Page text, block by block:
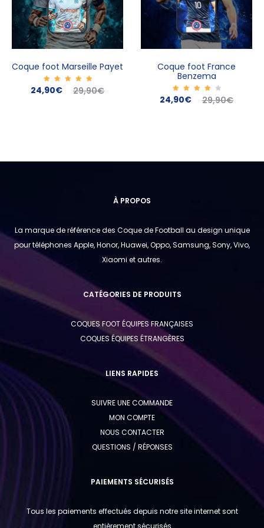
Coque foot Marseille Payet
Note
5.0029,90€
Le
29,90€.
24,90€
24,90€.
Coque foot France
Benzema
Note
4.0029,90€
Le
24,90€
À PROPOS
La marque de référence des Coque de Football au design unique
pour téléphones Apple, Honor, Huawei, Oppo, Samsung, Sony, Vivo,
Xiaomi et autres.
CATÉGORIES DE PRODUITS
COQUES FOOT ÉQUIPES FRANÇAISES
COQUES ÉQUIPES ÉTRANGÈRES
LIENS RAPIDES
SUIVRE UNE COMMANDE
MON COMPTE
NOUS CONTACTER
QUESTIONS / RÉPONSES
PAIEMENTS SÉCURISÉS
Tous les paiements effectués depuis notre site internet sont